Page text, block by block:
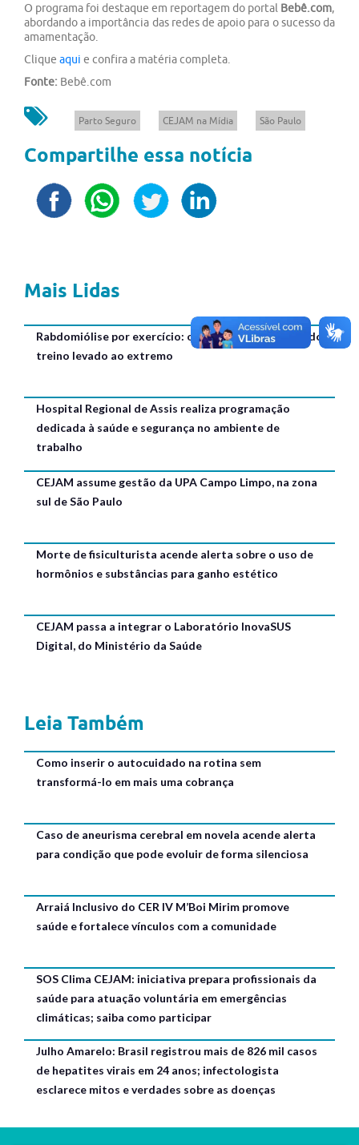
O programa foi destaque em reportagem do portal Bebê.com,
abordando a importância das redes de apoio para o sucesso da
amamentação.
Clique aqui e confira a matéria completa.
Fonte: Bebê.com
Parto Seguro CEJAM na Mídia São Paulo
Compartilhe essa notícia
Mais Lidas
Rabdomiólise por exercício: o risco oculto por trás do
treino levado ao extremo
Hospital Regional de Assis realiza programação
dedicada à saúde e segurança no ambiente de
trabalho
CEJAM assume gestão da UPA Campo Limpo, na zona
sul de São Paulo
Morte de fisiculturista acende alerta sobre o uso de
hormônios e substâncias para ganho estético
CEJAM passa a integrar o Laboratório InovaSUS
Digital, do Ministério da Saúde
Leia Também
Como inserir o autocuidado na rotina sem
transformá-lo em mais uma cobrança
Caso de aneurisma cerebral em novela acende alerta
para condição que pode evoluir de forma silenciosa
Arraiá Inclusivo do CER IV M’Boi Mirim promove
saúde e fortalece vínculos com a comunidade
SOS Clima CEJAM: iniciativa prepara profissionais da
saúde para atuação voluntária em emergências
climáticas; saiba como participar
Julho Amarelo: Brasil registrou mais de 826 mil casos
de hepatites virais em 24 anos; infectologista
esclarece mitos e verdades sobre as doenças